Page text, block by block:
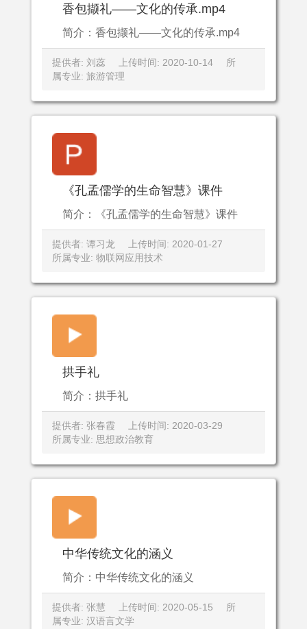
香包撷礼——文化的传承.mp4
简介：香包撷礼——文化的传承.mp4
提供者: 刘蕊 上传时间: 2020-10-14
所
属专业: 旅游管理
《孔孟儒学的生命智慧》课件
简介：《孔孟儒学的生命智慧》课件
提供者: 谭习龙
上传时间: 2020-01-27
所属专业: 物联网应用技术
拱手礼
简介：拱手礼
提供者: 张春霞
上传时间: 2020-03-29
所属专业: 思想政治教育
中华传统文化的涵义
简介：中华传统文化的涵义
提供者: 张慧 上传时间: 2020-05-15
所
属专业: 汉语言文学